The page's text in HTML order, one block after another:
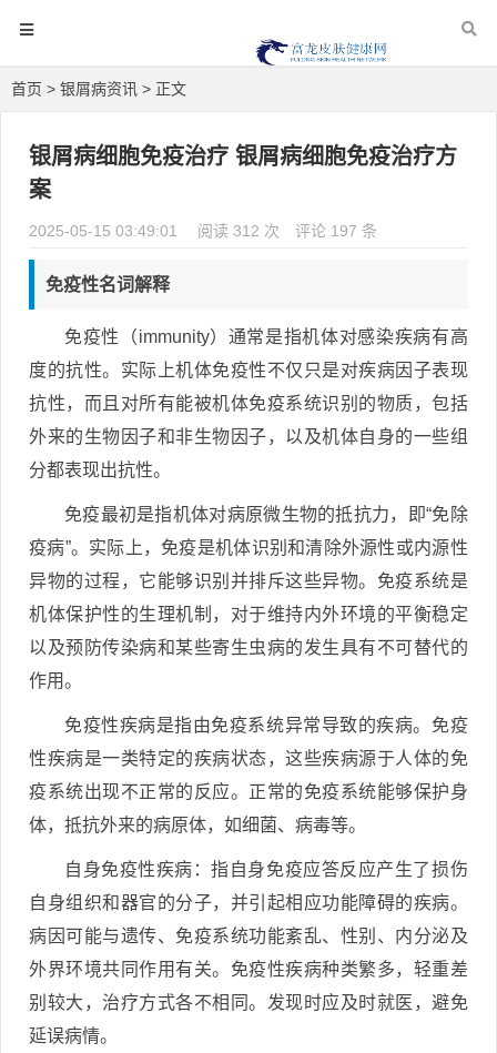
首页 > 银屑病资讯 > 正文
银屑病细胞免疫治疗 银屑病细胞免疫治疗方
案
2025-05-15 03:49:01 阅读 312 次 评论 197 条
免疫性名词解释
免疫性（immunity）通常是指机体对感染疾病有高
度的抗性。实际上机体免疫性不仅只是对疾病因子表现
抗性，而且对所有能被机体免疫系统识别的物质，包括
外来的生物因子和非生物因子，以及机体自身的一些组
分都表现出抗性。
免疫最初是指机体对病原微生物的抵抗力，即“免除
疫病”。实际上，免疫是机体识别和清除外源性或内源性
异物的过程，它能够识别并排斥这些异物。免疫系统是
机体保护性的生理机制，对于维持内外环境的平衡稳定
以及预防传染病和某些寄生虫病的发生具有不可替代的
作用。
免疫性疾病是指由免疫系统异常导致的疾病。免疫
性疾病是一类特定的疾病状态，这些疾病源于人体的免
疫系统出现不正常的反应。正常的免疫系统能够保护身
体，抵抗外来的病原体，如细菌、病毒等。
自身免疫性疾病：指自身免疫应答反应产生了损伤
自身组织和器官的分子，并引起相应功能障碍的疾病。
病因可能与遗传、免疫系统功能紊乱、性别、内分泌及
外界环境共同作用有关。免疫性疾病种类繁多，轻重差
别较大，治疗方式各不相同。发现时应及时就医，避免
延误病情。